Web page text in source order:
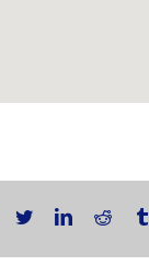
facebook
twitterlinkedinreddit